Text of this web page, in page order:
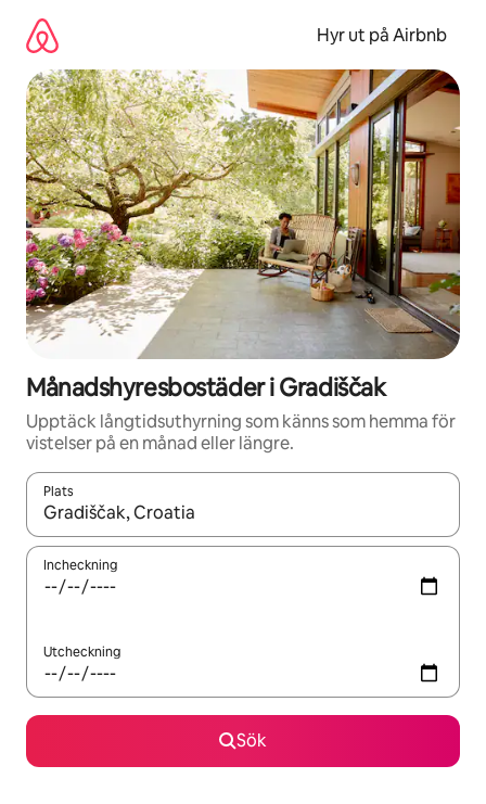
innehåll
Hyr ut på Airbnb
Månadshyresbostäder i Gradiščak
Upptäck långtidsuthyrning som känns som hemma för
vistelser på en månad eller längre.
Plats
När resultaten är tillgängliga kan du navigera med upp- och
Incheckning
Utcheckning
Sök